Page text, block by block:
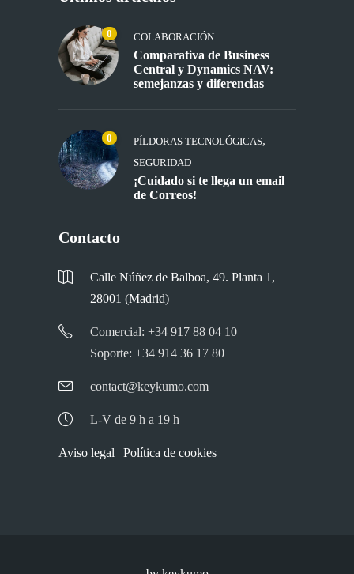
0 COLABORACIÓN
Comparativa de Business
Central y Dynamics NAV:
semejanzas y diferencias
0 PÍLDORAS TECNOLÓGICAS,
SEGURIDAD
¡Cuidado si te llega un email
de Correos!
Contacto
Calle Núñez de Balboa, 49. Planta 1,
28001 (Madrid)
Comercial: +34 917 88 04 10
Soporte: +34 914 36 17 80
contact@keykumo.com
L-V de 9 h a 19 h
Aviso legal | Política de cookies